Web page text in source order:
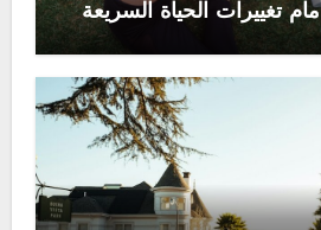
تغييرات الحياة السريعة